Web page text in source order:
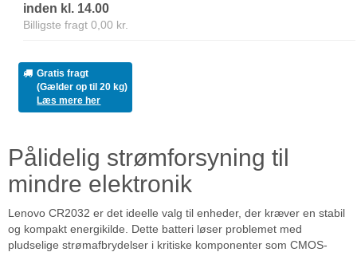
inden kl. 14.00
Billigste fragt 0,00 kr.
Gratis fragt
(Gælder op til 20 kg)
Læs mere her
Pålidelig strømforsyning til
mindre elektronik
Lenovo CR2032 er det ideelle valg til enheder, der kræver en stabil
og kompakt energikilde. Dette batteri løser problemet med
pludselige strømafbrydelser i kritiske komponenter som CMOS-